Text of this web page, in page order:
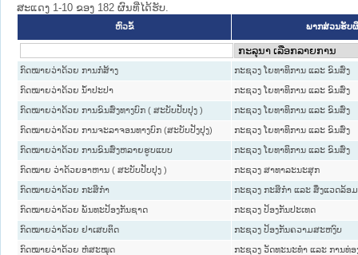
ສະແດງ 1-10 ຂອງ 182 ຜົນທີ່ໄດ້ຮັບ.
ຫົວຂໍ້ ພາກສ່ວນຮັບ
ກົດໝາຍວ່າດ້ວຍ ການກໍ່ສ້າງ ກະຊວງ ໂຍທາທິການ ແລະ ຂົນສົ່ງ
ກົດໝາຍວ່າດ້ວຍ ນ້ຳປະປາ ກະຊວງ ໂຍທາທິການ ແລະ ຂົນສົ່ງ
ກົດໝາຍວ່າດ້ວຍ ການຂົນສົ່ງທາງບົກ ( ສະບັບປັບປຸງ ) ກະຊວງ ໂຍທາທິການ ແລະ ຂົນສົ່ງ
ກົດໝາຍວ່າດ້ວຍ ການຈະລາຈອນທາງບົກ (ສະບັບປັງປຸງ) ກະຊວງ ໂຍທາທິການ ແລະ ຂົນສົ່ງ
ກົດໝາຍວ່າດ້ວຍ ການຂົນສົ່ງຫລາຍຮູບແບບ ກະຊວງ ໂຍທາທິການ ແລະ ຂົນສົ່ງ
ກົດໝາຍ ວ່າດ້ວຍອາຫານ ( ສະບັບປັບປຸງ ) ກະຊວງ ສາທາລະນະສຸກ
ກົດໝາຍວ່າດ້ວຍ ກະສິກຳ ກະຊວງ ກະສິກຳ ແລະ ສິ່ງແວດລ້ອມ
ກົດໝາຍວ່າດ້ວຍ ພັນທະປ້ອງກັນຊາດ ກະຊວງ ປ້ອງກັນປະເທດ
ກົດໝາຍວ່າດ້ວຍ ຢາເສບຕິດ ກະຊວງ ປ້ອງກັນຄວາມສະຫງົບ
ກົດໝາຍວ່າດ້ວຍ ຫໍສະໝຸດ ກະຊວງ ວັດທະນະທຳ ແລະ ການທ່ອ